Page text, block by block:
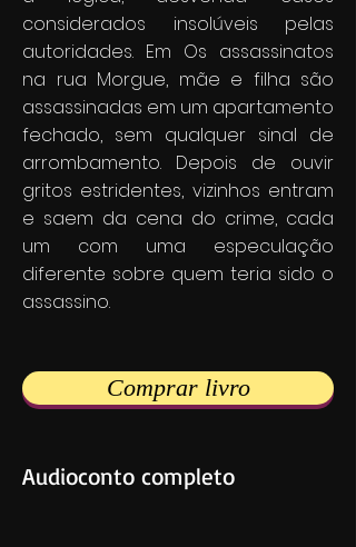
considerados insolúveis pelas
autoridades. Em Os assassinatos
na rua Morgue, mãe e filha são
assassinadas em um apartamento
fechado, sem qualquer sinal de
arrombamento. Depois de ouvir
gritos estridentes, vizinhos entram
e saem da cena do crime, cada
um com uma especulação
diferente sobre quem teria sido o
assassino.
Comprar livro
Audioconto completo